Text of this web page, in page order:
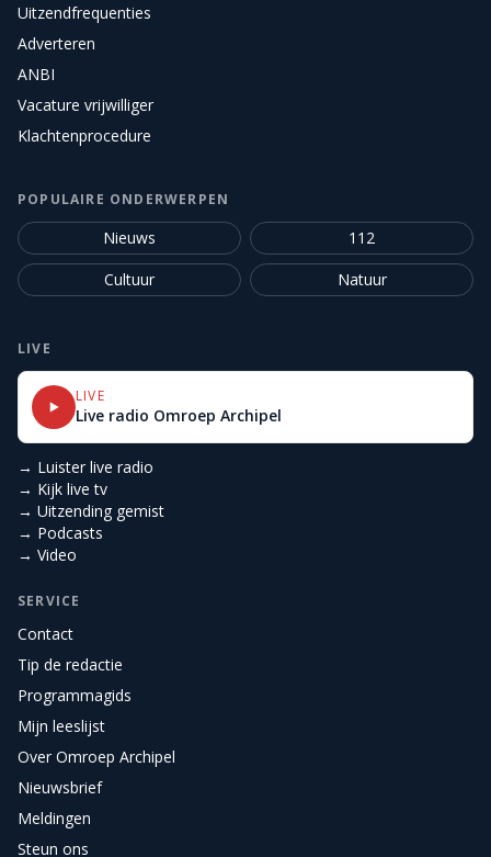
Uitzendfrequenties
Adverteren
ANBI
Vacature vrijwilliger
Klachtenprocedure
POPULAIRE ONDERWERPEN
Nieuws
112
Cultuur
Natuur
LIVE
LIVE
Live radio Omroep Archipel
→ Luister live radio
→ Kijk live tv
→ Uitzending gemist
→ Podcasts
→ Video
SERVICE
Contact
Tip de redactie
Programmagids
Mijn leeslijst
Over Omroep Archipel
Nieuwsbrief
Meldingen
Steun ons